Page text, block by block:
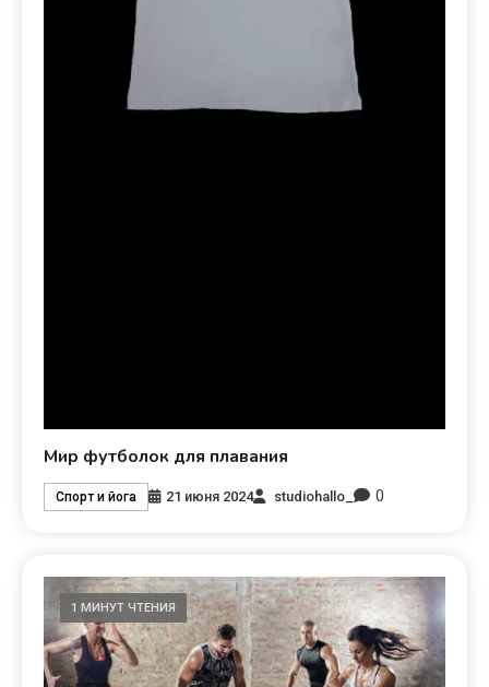
Мир футболок для плавания
Спорт и йога 21 июня 2024 studiohallo_ 0
1 МИНУТ ЧТЕНИЯ